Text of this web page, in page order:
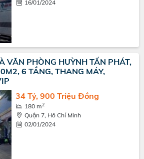
16/01/2024
VĂN PHÒNG HUỲNH TẤN PHÁT,
6 TẦNG, THANG MÁY,
34 Tỷ, 900 Triệu Đồng
180 m2
Quận 7, Hồ Chí Minh
02/01/2024